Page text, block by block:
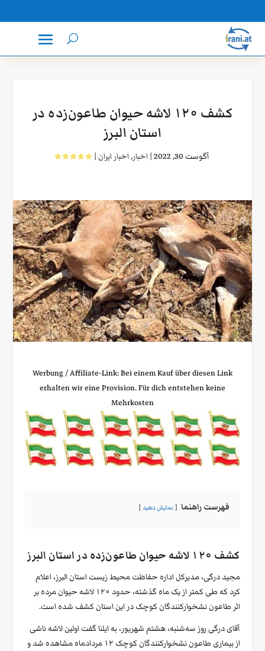
کشف ۱۲۰ لاشه حیوان طاعون‌زده در
استان البرز
آگوست 30, 2022 |اخبار,اخبار ایران|
Werbung / Affiliate‑Link: Bei einem Kauf über diesen Link
erhalten wir eine Provision. Für dich entstehen keine
Mehrkosten
فهرست راهنما نمایش دهید
کشف ۱۲۰ لاشه حیوان طاعون‌زده در استان البرز
مجید درگی، مدیرکل اداره حفاظت محیط زیست استان البرز، اعلام
کرد که طی کمتر از یک ماه گذشته، حدود ۱۲۰ لاشه حیوان مرده بر
اثر طاعون نشخوارکنندگان کوچک در این استان کشف شده است.
آقای درگی روز سه‌شنبه، هشتم شهریور، به ایلنا گفت اولین لاشه‌ ناشی
از بیماری طاعون نشخوارکنندگان کوچک ۱۲ مردادماه مشاهده شد و